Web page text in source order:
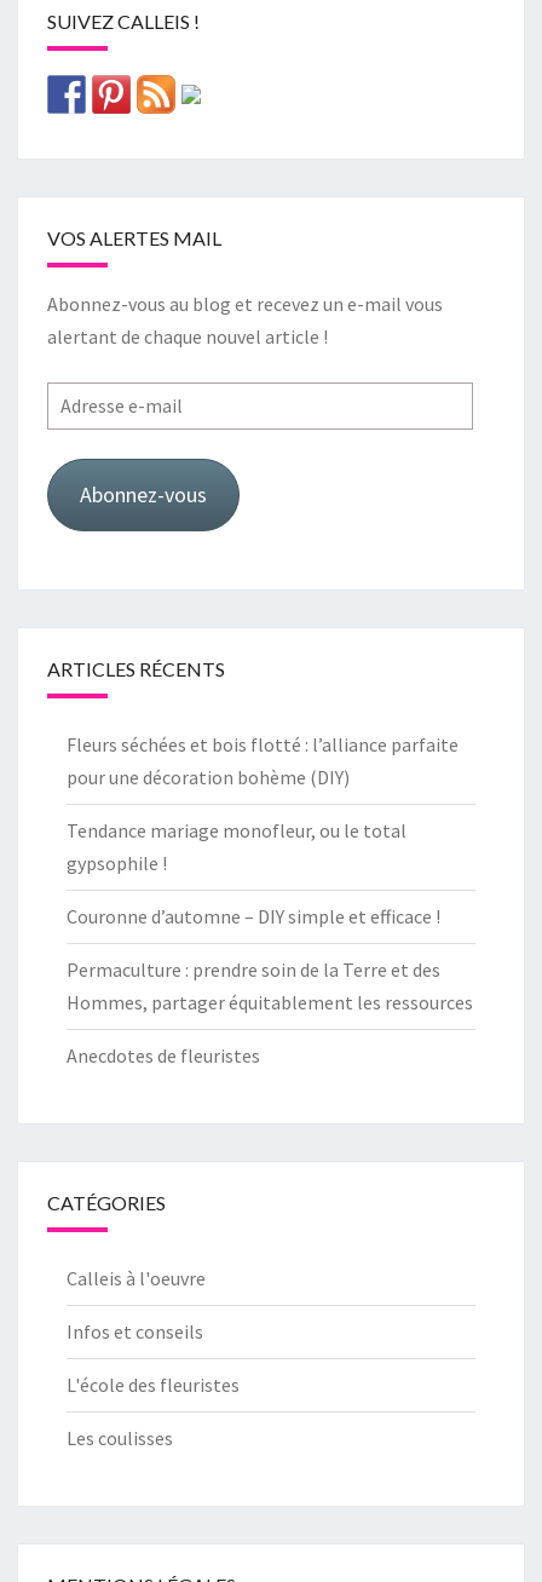
SUIVEZ CALLEIS !
VOS ALERTES MAIL
Abonnez-vous au blog et recevez un e-mail vous
alertant de chaque nouvel article !
Adresse
e-
mail
Abonnez-vous
ARTICLES RÉCENTS
Fleurs séchées et bois flotté : l’alliance parfaite
pour une décoration bohème (DIY)
Tendance mariage monofleur, ou le total
gypsophile !
Couronne d’automne – DIY simple et efficace !
Permaculture : prendre soin de la Terre et des
Hommes, partager équitablement les ressources
Anecdotes de fleuristes
CATÉGORIES
Calleis à l'oeuvre
Infos et conseils
L'école des fleuristes
Les coulisses